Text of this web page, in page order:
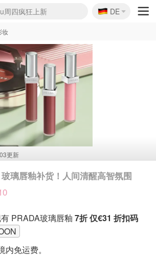
促开抢！
周四疯狂上新
&OtherStories大促
相75折 随时失效
独家85折
Camper额外叠85折
莱闪促！每日更新
季囤！5折起+叠9折
仅€192
🇩🇪
DE
妆
更新
璃唇釉补货！人间清醒高智氛围
PRADA玻璃唇釉 7折 仅€31 折扣码
免运费。